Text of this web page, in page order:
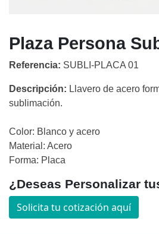
Plaza Persona
Referencia: SUBLI-PLACA 01
Descripción: Llavero de acero
sublimación.
Color: Blanco y acero
Material: Acero
Forma: Placa
¿Deseas Personalizar
Solicita tu cotización aquí